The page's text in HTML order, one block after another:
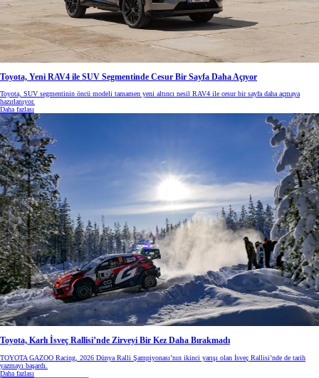
Toyota, Yeni RAV4 ile SUV Segmentinde Cesur Bir Sayfa Daha Açıyor
Toyota, SUV segmentinin öncü modeli tamamen yeni altıncı nesil RAV4 ile cesur bir sayfa daha açmaya
hazırlanıyor.
Daha fazlası
Toyota, Karlı İsveç Rallisi’nde Zirveyi Bir Kez Daha Bırakmadı
TOYOTA GAZOO Racing, 2026 Dünya Ralli Şampiyonası’nın ikinci yarışı olan İsveç Rallisi’nde de tarih
yazmayı başardı.
Daha fazlası